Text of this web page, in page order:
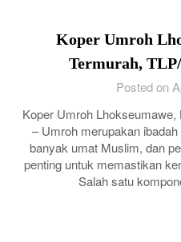
Koper Umroh
Termurah,
Posted on
Koper Umroh Lhokseumawe,
– Umroh merupakan
banyak umat Muslim, dan
penting untuk memastikan
Salah satu